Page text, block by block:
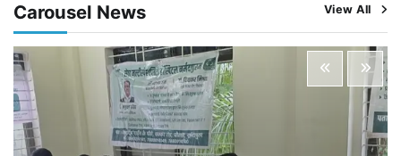
2
3
पचमढ़ी में ‘मध्य प्रदेश की अमरनाथ यात्रा’ नागद्वारी का शुभारंभ
नाग पंचमी तक चलेगी 10 दिवसीय यात्रा, 5 लाख श्रद्धालुओं के
पहुंचने का अनुमान
Pavan Jat August 8, 2026
विशेष प्रवर्तन अभियान में नर्मदापुरम पुलिस की लगातार सख्ती
Carousel News View All